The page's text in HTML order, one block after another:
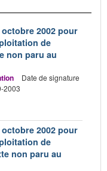
2002 pour
de
non paru au
Date de signature
2003
2002 pour
de
non paru au